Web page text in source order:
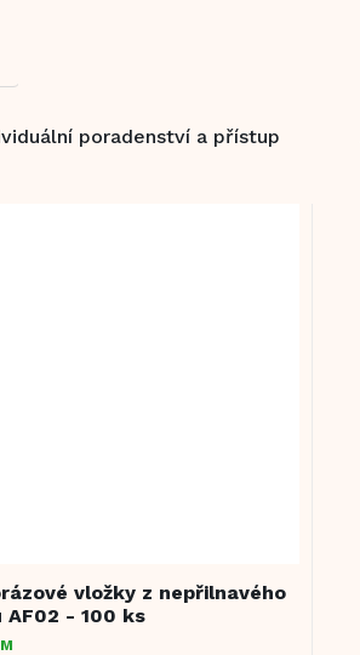
poradenství a přístup
vložky z nepřilnavého
AF02 - 100 ks